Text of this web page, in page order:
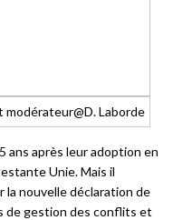
modérateur@D. Laborde
ans après leur adoption en
Unie. Mais il
la nouvelle déclaration de
de gestion des conflits et